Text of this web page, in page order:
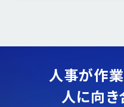
人事が作
人に向